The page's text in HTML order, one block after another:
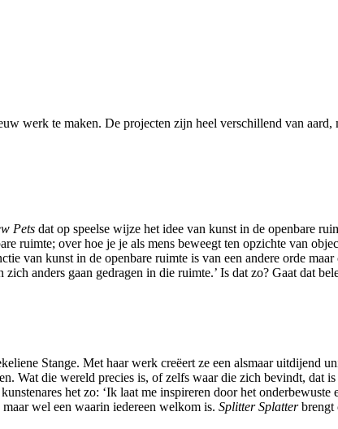
werk te maken. De projecten zijn heel verschillend van
Pets dat op speelse wijze het idee van kunst in de openbare
ruimte; over hoe je je als mens beweegt ten opzichte van
van kunst in de openbare ruimte is van een andere orde
anders gaan gedragen in die ruimte.’ Is dat zo? Gaat dat
Stange. Met haar werk creëert ze een alsmaar uitdijend
Wat die wereld precies is, of zelfs waar die zich bevindt, dat
het zo: ‘Ik laat me inspireren door het
wel een waarin iedereen welkom is. Splitter Splatterbrengt